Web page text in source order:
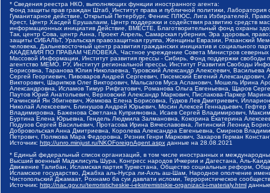
* Сведения реестра НКО, выполняющих функции иностранного агента:
Фонд защиты прав граждан Штаб, Институт права и публичной политики,
Гуманитарное действие, Открытый Петербург, Феникс ПЛЮС, Лига Избирателей,
Крест, Центр Хасдей Ерушалаим, Центр поддержки и содействия развитию средств
информационных инициатив Действие, ВМЕСТЕ, Благотворительный фонд охраны
Так, центр Сова, центр Анна, Проект Апрель, Самарская губерния, Эра здоровья,
защиты СИБАЛЬТ, Уральская правозащитная группа, Женщины Евразии, Рязанский
человека, Дальневосточный центр развития гражданских инициатив и социального
АКАДЕМИЯ ПО ПРАВАМ ЧЕЛОВЕКА, Частное учреждение Совета Министров северных
Массовой Информации, Институт развития прессы - Сибирь, Фонд поддержки
агентство МЕМО. РУ, Институт региональной прессы, Институт Развития Свободы
Борисовна, Таранова Юлия Николаевна, Туровский Александр Алексеевич,
Сергей Георгиевич, Пивоваров Андрей Сергеевич, Писемский Евгений
Викторович, Шарипков Олег Викторович, Мальсагов Муса Асланович, Мошель Ирина
Александровна, Исламов Тимур Рифгатович, Романова Ольга Евгеньевна, Щаров
Паутов Юрий Анатольевич, Верховский Александр Маркович, Пислакова-Паркер
Рачинский Ян Збигневич, Жемкова Елена Борисовна, Гудков Лев Дмитриевич,
Николай Алексеевич, Блинушов Андрей Юрьевич, Мосин Алексей Геннадьевич,
Владимировна, Баженова Светлана Куприяновна, Исаев Сергей Владимирович,
Буртина Елена Юрьевна, Гендель Людмила Залмановна, Кокорина Екатерина
Подузов Сергей Васильевич, Протасова Ирина Вячеславовна, Литинский Леонид
Добровольская Анна Дмитриевна, Королева Александра Евгеньевна, Смирнов
Петрович, Полякова Мара Федоровна, Резник Генри Маркович, Захаров Герман
Источник: http://unro.minjust.ru/NKOForeignAgent.aspx данные на 28.08.2021
* Единый федеральный список организаций, в том числе иностранных и
Высший военный Маджлисуль Шура, Конгресс народов Ичкерии и Дагестана, Аль-
Движение Талибан, Исламская партия Туркестана, Общество социальных реформ,
Исламское государство, Джабха аль-Нусра ли-Ахль аш-Шам, Народное ополчение
Чистопольский Джамаат, Рохнамо ба суи давлати исломи, Террористическое
Источник: http://nac.gov.ru/terroristicheskie-i-ekstremistskie-organizacii-i-materialy.html